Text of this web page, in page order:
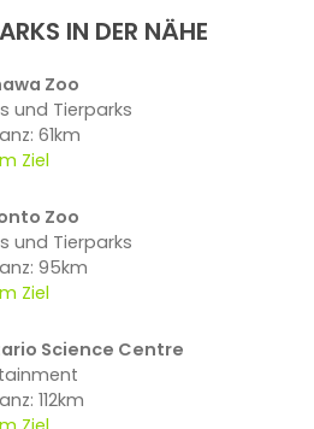
IN DER NÄHE
Zoo
und Tierparks
61km
Ziel
Zoo
und Tierparks
95km
Ziel
Science Centre
112km